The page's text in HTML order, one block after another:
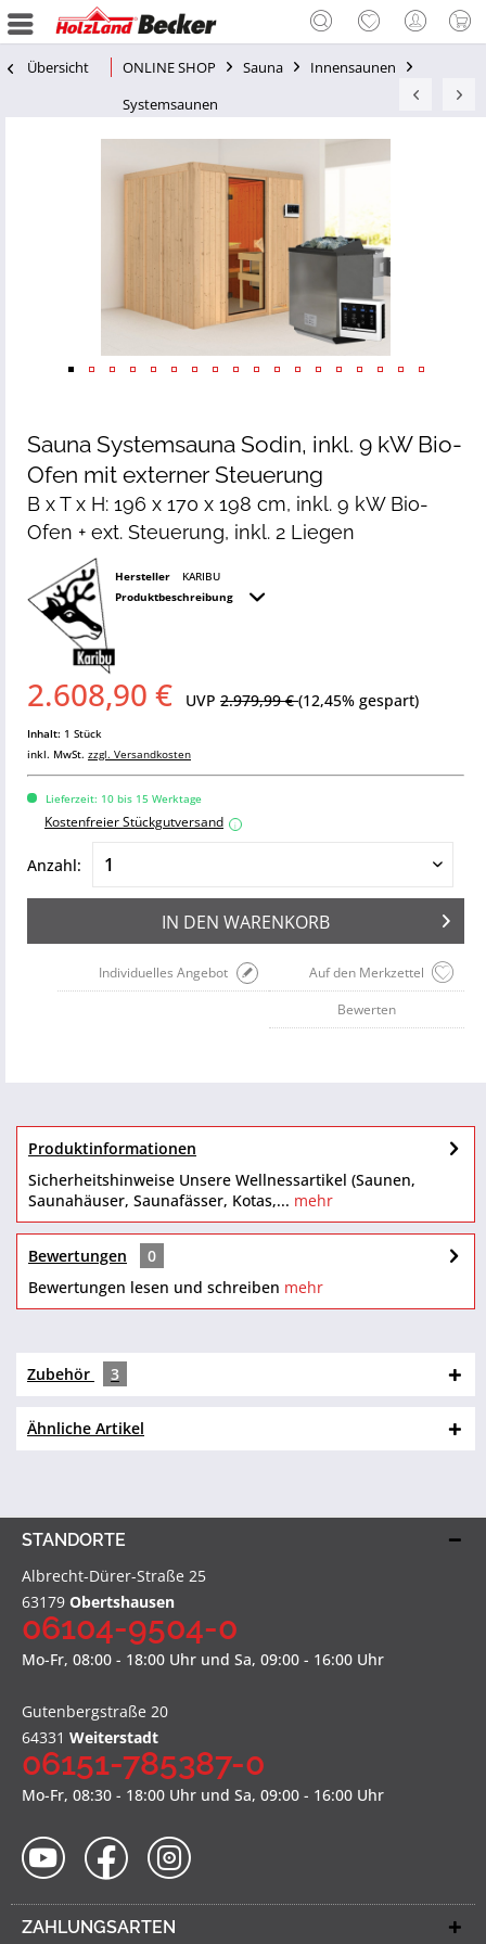
Übersicht ONLINE SHOP Sauna
Innensaunen
Systemsaunen
Sauna Systemsauna Sodin, inkl. 9 kW Bio-
Ofen mit externer Steuerung
B x T x H: 196 x 170 x 198 cm, inkl. 9 kW Bio-
Ofen + ext. Steuerung, inkl. 2 Liegen
Hersteller
KARIBU
Produktbeschreibung
2.608,90 € UVP 2.979,99 €(12,45% gespart)
Inhalt: 1 Stück
inkl. MwSt. zzgl. Versandkosten
Lieferzeit: 10 bis 15 Werktage
Kostenfreier Stückgutversand i
Anzahl:
IN DEN WARENKORB
Auf den Merkzettel
Individuelles Angebot
Bewerten
Produktinformationen
Sicherheitshinweise Unsere Wellnessartikel (Saunen,
Saunahäuser, Saunafässer, Kotas,... mehr
Bewertungen
0
Bewertungen lesen und schreiben mehr
Zubehör 3
Ähnliche Artikel
STANDORTE
Albrecht-Dürer-Straße 25
63179 Obertshausen
06104-9504-0
Mo-Fr, 08:00 - 18:00 Uhr und Sa, 09:00 - 16:00 Uhr
Gutenbergstraße 20
64331 Weiterstadt
06151-785387-0
Mo-Fr, 08:30 - 18:00 Uhr und Sa, 09:00 - 16:00 Uhr
ZAHLUNGSARTEN